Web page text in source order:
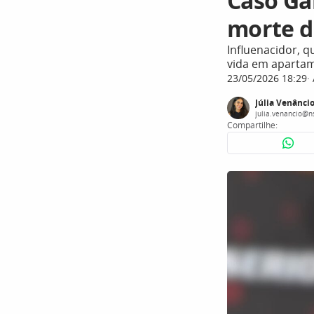
morte
Influenacidor,
vida em
23/05/2026 18:29
Júlia Venâncio
Compartilhe: